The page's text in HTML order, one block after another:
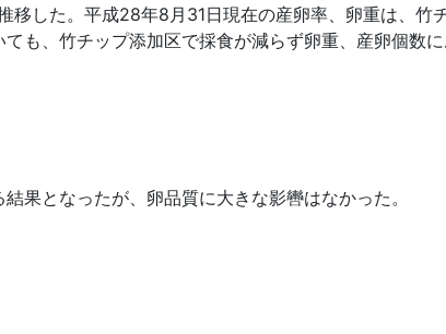
した。平成28年8月31日現在の産卵率、卵重は、竹
も、竹チップ添加区で採食が減らず卵重、産卵個数
果となったが、卵品質に大きな影轡はなかった。